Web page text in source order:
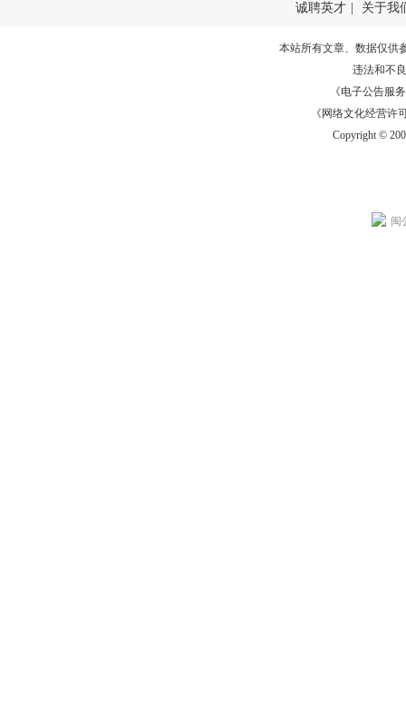
诚聘英才 关于我
本站所有文章、数据仅供
违法和不
《电子公告服务
《网络文化经营许
Copyright ©
闽